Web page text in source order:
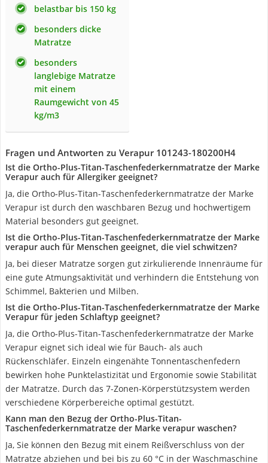
belastbar bis 150 kg
besonders dicke
Matratze
besonders
langlebige Matratze
mit einem
Raumgewicht von 45
kg/m3
Fragen und Antworten zu Verapur 101243-180200H4
Ist die Ortho-Plus-Titan-Taschenfederkernmatratze der Marke
Verapur auch für Allergiker geeignet?
Ja, die Ortho-Plus-Titan-Taschenfederkernmatratze der Marke
Verapur ist durch den waschbaren Bezug und hochwertigem
Material besonders gut geeignet.
Ist die Ortho-Plus-Titan-Taschenfederkernmatratze der Marke
verapur auch für Menschen geeignet, die viel schwitzen?
Ja, bei dieser Matratze sorgen gut zirkulierende Innenräume für
eine gute Atmungsaktivität und verhindern die Entstehung von
Schimmel, Bakterien und Milben.
Ist die Ortho-Plus-Titan-Taschenfederkernmatratze der Marke
Verapur für jeden Schlaftyp geeignet?
Ja, die Ortho-Plus-Titan-Taschenfederkernmatratze der Marke
Verapur eignet sich ideal wie für Bauch- als auch
Rückenschläfer. Einzeln eingenähte Tonnentaschenfedern
bewirken hohe Punktelastizität und Ergonomie sowie Stabilität
der Matratze. Durch das 7-Zonen-Körperstützsystem werden
verschiedene Körperbereiche optimal gestützt.
Kann man den Bezug der Ortho-Plus-Titan-
Taschenfederkernmatratze der Marke verapur waschen?
Ja, Sie können den Bezug mit einem Reißverschluss von der
Matratze abziehen und bei bis zu 60 °C in der Waschmaschine